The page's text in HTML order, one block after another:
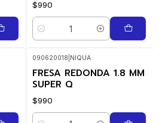
$990
Cantidad
090620018 NIQUA
FRESA REDONDA 1.8 MM
SUPER Q
$990